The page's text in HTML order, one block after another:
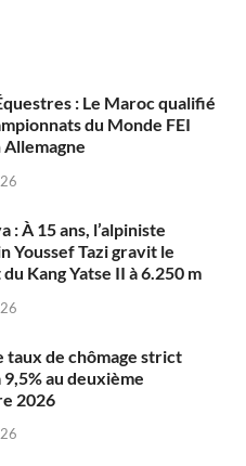
: Le Maroc qualifié
du Monde FEI
Allemagne
: À 15 ans, l’alpiniste
Youssef Tazi gravit le
Kang Yatse II à 6.250 m
taux de chômage strict
au deuxième
2026